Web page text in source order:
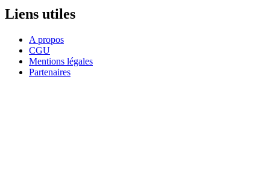
Liens utiles
A propos
CGU
Mentions légales
Partenaires